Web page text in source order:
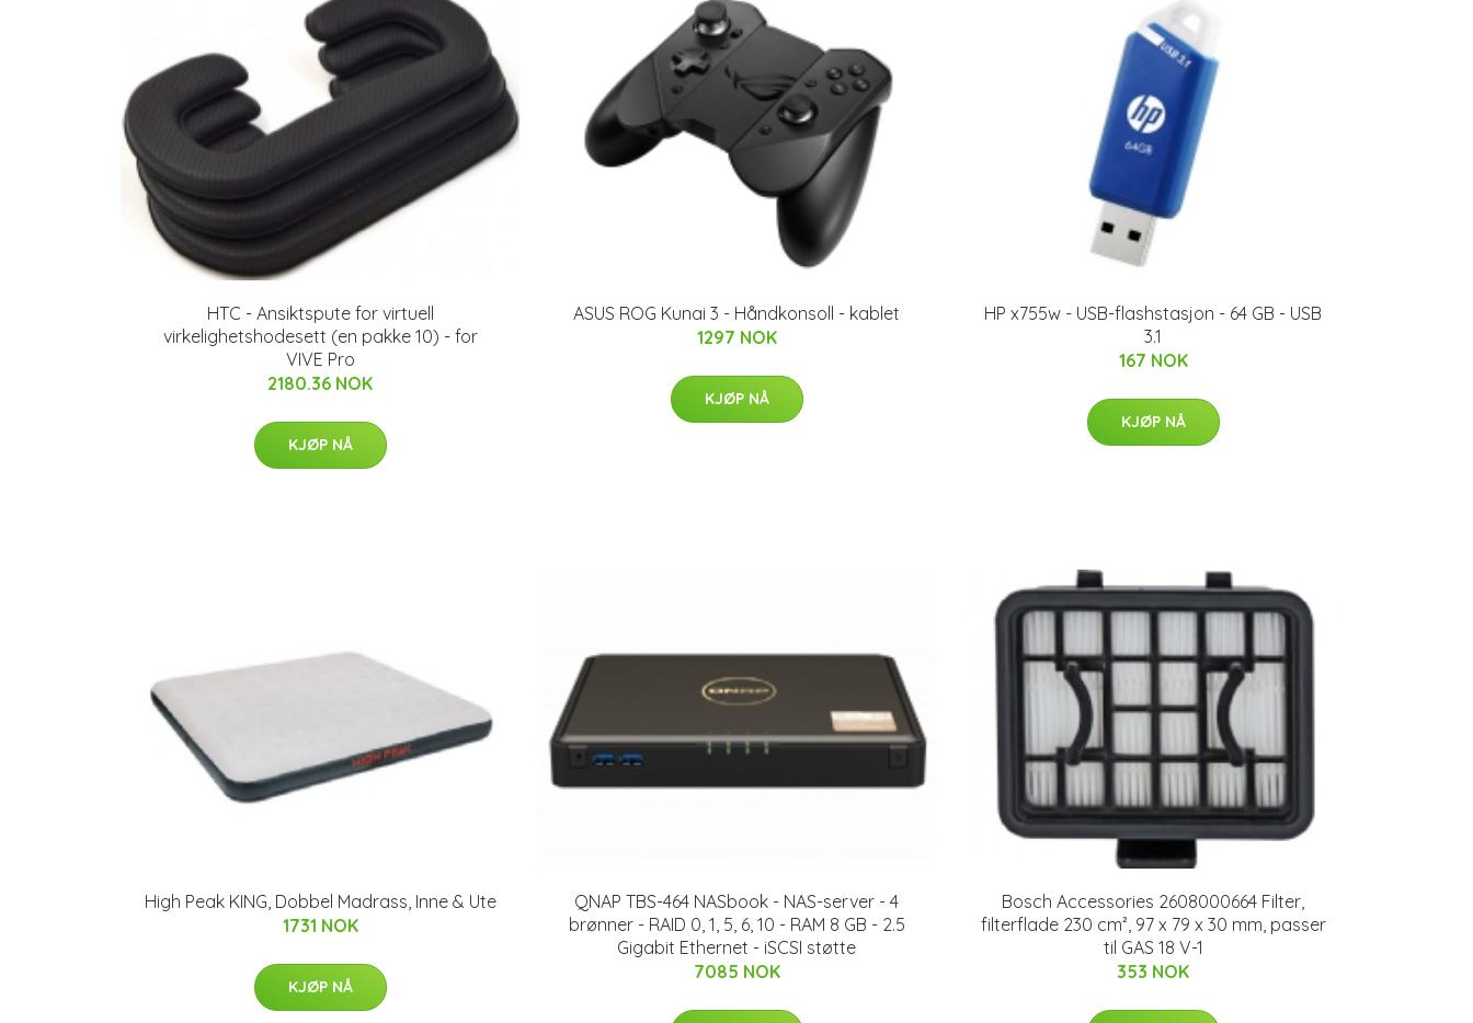
HTC - Ansiktspute for virtuell
virkelighetshodesett (en pakke 10) - for
VIVE Pro
2180.36 NOK
KJØP NÅ
ASUS ROG Kunai 3 - Håndkonsoll - kablet
1297 NOK
KJØP NÅ
HP x755w - USB-flashstasjon - 64 GB - USB
3.1
167 NOK
KJØP NÅ
High Peak KING, Dobbel Madrass, Inne & Ute
1731 NOK
KJØP NÅ
QNAP TBS-464 NASbook - NAS-server - 4
brønner - RAID 0, 1, 5, 6, 10 - RAM 8 GB - 2.5
Gigabit Ethernet - iSCSI støtte
7085 NOK
Bosch Accessories 2608000664 Filter,
filterflade 230 cm², 97 x 79 x 30 mm, passer
til GAS 18 V-1
353 NOK